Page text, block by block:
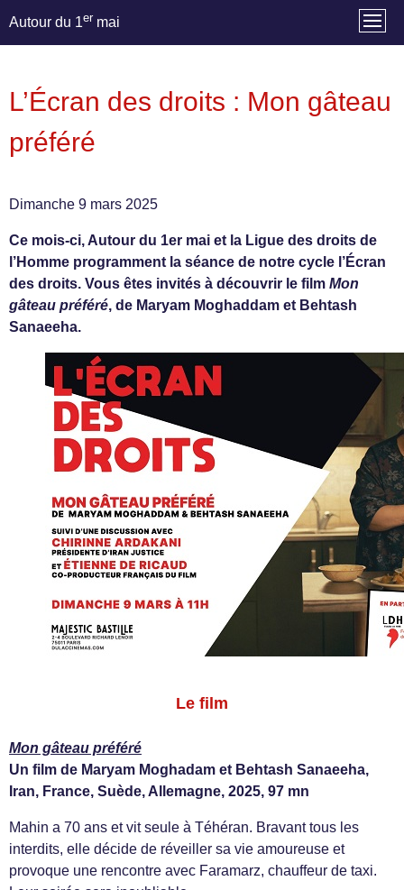
Autour du 1er mai
L’Écran des droits : Mon gâteau
préféré
Dimanche 9 mars 2025
Ce mois-ci, Autour du 1er mai et la Ligue des droits de
l’Homme programment la séance de notre cycle l’Écran
des droits. Vous êtes invités à découvrir le film Mon
gâteau préféré, de Maryam Moghaddam et Behtash
Sanaeeha.
Le film
Mon gâteau préféré
Un film de Maryam Moghadam et Behtash Sanaeeha,
Iran, France, Suède, Allemagne, 2025, 97 mn
Mahin a 70 ans et vit seule à Téhéran. Bravant tous les
interdits, elle décide de réveiller sa vie amoureuse et
provoque une rencontre avec Faramarz, chauffeur de taxi.